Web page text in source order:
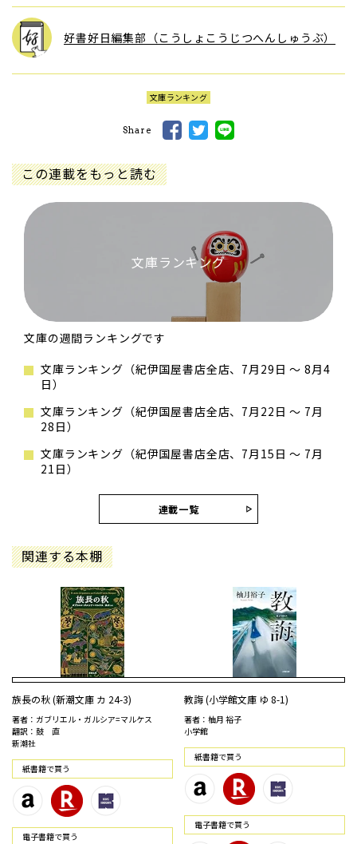
好書好日編集部（こうしょこうじつへんしゅうぶ）
文庫ランキング
Share
この連載をもっと読む
文庫ランキング
文庫の週間ランキングです
文庫ランキング（紀伊国屋書店全店、7月29日 ～ 8月4
日）
文庫ランキング（紀伊国屋書店全店、7月22日 ～ 7月
28日）
文庫ランキング（紀伊国屋書店全店、7月15日 ～ 7月
21日）
連載一覧
関連する本棚
族長の秋 (新潮文庫 カ 24-3)
著者：ガブリエル・ガルシア=マルケス
翻訳：鼓 直
新潮社
紙書籍で買う
電⼦書籍で買う
教誨 (小学館文庫 ゆ 8-1)
著者：柚月 裕子
小学館
紙書籍で買う
電⼦書籍で買う